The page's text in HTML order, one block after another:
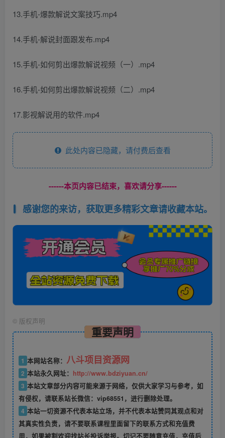
13.手机-爆款解说文案技巧.mp4
14.手机-解说封面跟发布.mp4
15.手机-如何剪出爆款解说视频（一）.mp4
16.手机-如何剪出爆款解说视频（二）.mp4
17.影视解说用的软件.mp4
此处内容已隐藏，请付费后查看
------本页内容已结束，喜欢请分享------
感谢您的来访，获取更多精彩文章请收藏本站。
© 版权声明
重要声明
1 本网站名称： 八斗项目资源网
2 本站永久网址： http://www.bdziyuan.cn/
3 本站文章部分内容可能来源于网络，仅供大家学习与参考，如
有侵权，请联系站长微信：vip68551，进行删除处理。
4 本站一切资源不代表本站立场，并不代表本站赞同其观点和对
其真实性负责，请不要联系课程里面留下的联系方式和充值费
用，如果被割欢迎找站长投诉举报。切记不要随意充值，充值后